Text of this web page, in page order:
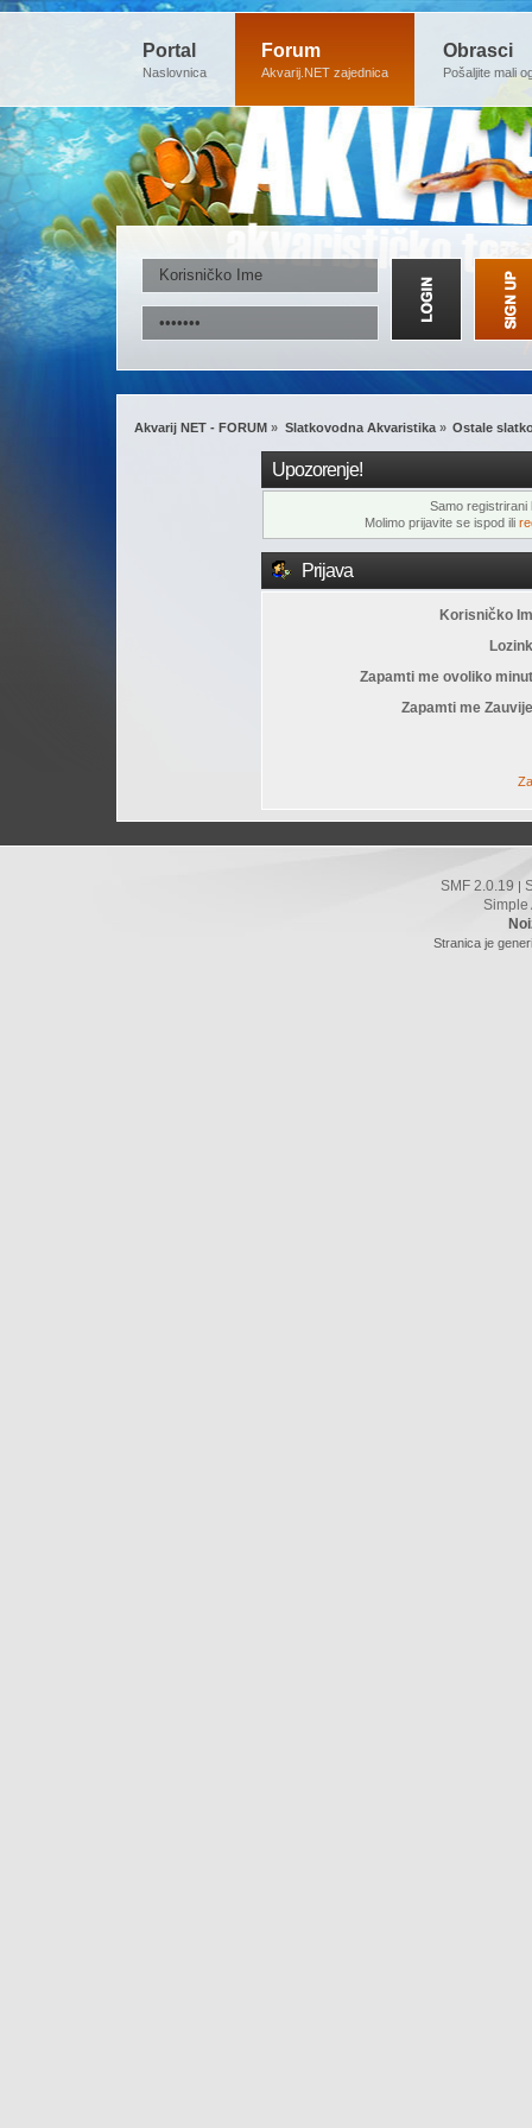
Portal
Naslovnica
Forum
Akvarij.NET zajednica
Obrasci
Pošaljite mali
Akvarij NET - FORUM » Slatkovodna Akvaristika» Ostale
Upozorenje!
Samo registrirani
Molimo prijavite se ispod ili
Prijava
Korisničko
Zapamti me ovoliko
Zapamti me
SMF 2.0.19
Simple
Stranica je